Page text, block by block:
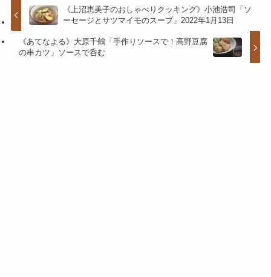
《上沼恵美子のおしゃべりクッキング》小池浩司「ソ
ーセージとサツマイモのスープ」2022年1月13日
《あてなよる》大原千鶴「手作りソースで！高野豆腐
の串カツ」ソースで呑む